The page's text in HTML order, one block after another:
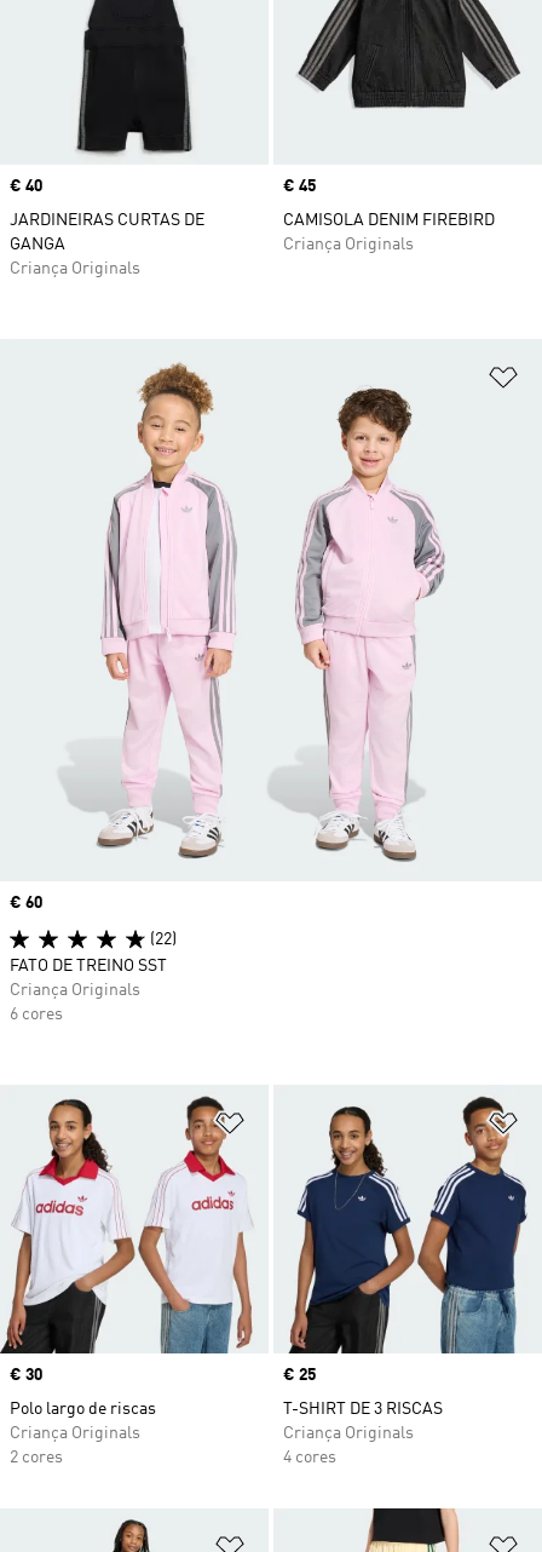
Price
€ 40
JARDINEIRAS CURTAS DE
GANGA
Criança Originals
Price
€ 45
CAMISOLA DENIM FIREBIRD
Criança Originals
Adicionar à Lista de Desejos
Price
€ 30
Polo largo de riscas
Criança Originals
2 cores
Price
€ 25
T-SHIRT DE 3 RISCAS
Criança Originals
4 cores
Adicionar à Lista de Desejos
Price
€ 60
(22)
FATO DE TREINO SST
Criança Originals
6 cores